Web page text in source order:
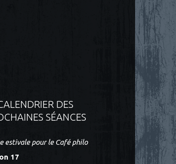
DES
SÉANCES
estivale pour le Café philo
17